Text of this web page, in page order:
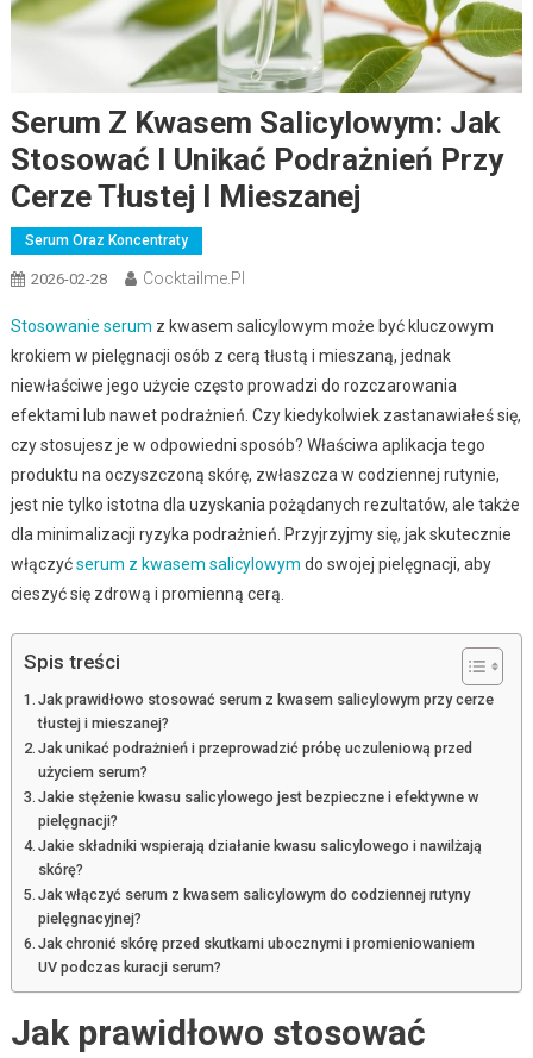
Serum Z Kwasem Salicylowym: Jak
Stosować I Unikać Podrażnień Przy
Cerze Tłustej I Mieszanej
Serum Oraz Koncentraty
2026-02-28 Cocktailme.pl
Stosowanie serum z kwasem salicylowym może być kluczowym
krokiem w pielęgnacji osób z cerą tłustą i mieszaną, jednak
niewłaściwe jego użycie często prowadzi do rozczarowania
efektami lub nawet podrażnień. Czy kiedykolwiek zastanawiałeś się,
czy stosujesz je w odpowiedni sposób? Właściwa aplikacja tego
produktu na oczyszczoną skórę, zwłaszcza w codziennej rutynie,
jest nie tylko istotna dla uzyskania pożądanych rezultatów, ale także
dla minimalizacji ryzyka podrażnień. Przyjrzyjmy się, jak skutecznie
włączyćserum z kwasem salicylowym do swojej pielęgnacji, aby
cieszyć się zdrową i promienną cerą.
Spis treści
Jak prawidłowo stosować serum z kwasem salicylowym przy cerze
tłustej i mieszanej?
Jak unikać podrażnień i przeprowadzić próbę uczuleniową przed
użyciem serum?
Jakie stężenie kwasu salicylowego jest bezpieczne i efektywne w
pielęgnacji?
Jakie składniki wspierają działanie kwasu salicylowego i nawilżają
skórę?
Jak włączyć serum z kwasem salicylowym do codziennej rutyny
pielęgnacyjnej?
Jak chronić skórę przed skutkami ubocznymi i promieniowaniem
UV podczas kuracji serum?
Jak prawidłowo stosować